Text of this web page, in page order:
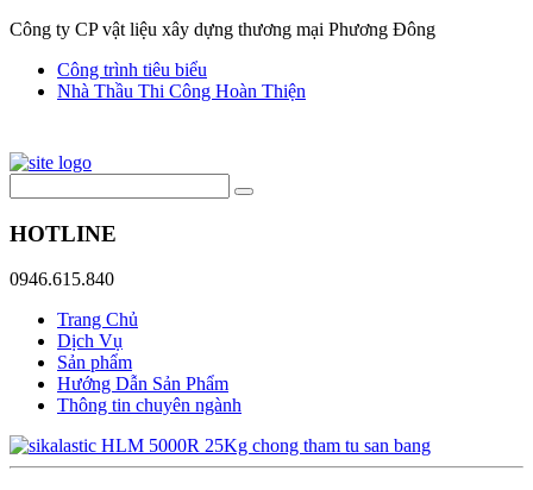
Công ty CP vật liệu xây dựng thương mại Phương Đông
Công trình tiêu biểu
Nhà Thầu Thi Công Hoàn Thiện
HOTLINE
0946.615.840
Trang Chủ
Dịch Vụ
Sản phẩm
Hướng Dẫn Sản Phẩm
Thông tin chuyên ngành